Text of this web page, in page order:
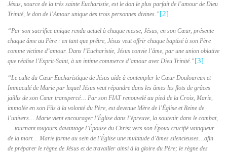
Jésus, source de la très sainte Eucharistie, est le don le plus parfait de l’amour de Dieu
Trinité, le don de l’Amour unique des trois personnes divines.”[2]
“Par son sacrifice unique rendu actuel à chaque messe, Jésus, en son Cœur, présente
chaque âme au Père : en tant que prêtre, Jésus veut offrir chaque baptisé à son Père
comme victime d’amour. Dans l’Eucharistie, Jésus convie l’âme, par une union oblative
que réalise l’Esprit-Saint, à un intime commerce d’amour avec Dieu Trinité.”[3]
“Le culte du Cœur Eucharistique de Jésus aide à contempler le Cœur Douloureux et
Immaculé de Marie par lequel Jésus veut répandre dans les âmes les flots de grâces
jaillis de son Cœur transpercé… Par son FIAT renouvelé au pied de la Croix, Marie,
immolée en son Fils à la volonté du Père, est devenue Mère de l’Église et Reine de
l’univers… Marie vient encourager l’Église dans l’épreuve, la soutenir dans le combat,
… tournant toujours davantage l’Épouse du Christ vers son Époux crucifié vainqueur
de la mort… Marie forme au sein de l’Église une multitude d’âmes silencieuses…afin
de préparer le règne de Jésus et de travailler ainsi à la gloire du Père; le règne des